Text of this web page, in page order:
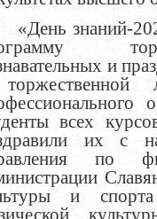
«День знаний-
и
всех
их с
по
и